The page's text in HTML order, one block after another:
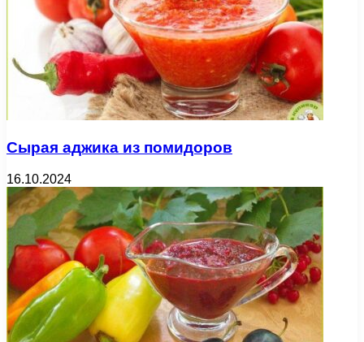
Сырая аджика из помидоров
16.10.2024